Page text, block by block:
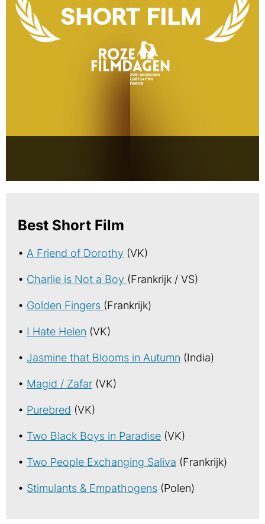
Best Short Film
• A Friend of Dorothy (VK)
• Charlie is Not a Boy (Frankrijk / VS)
• Golden Fingers (Frankrijk)
• I Hate Helen (VK)
• Jasmine that Blooms in Autumn (India)
• Magid / Zafar (VK)
• Purebred (VK)
• Two Black Boys in Paradise (VK)
• Two People Exchanging Saliva (Frankrijk)
• Stimulants & Empathogens (Polen)